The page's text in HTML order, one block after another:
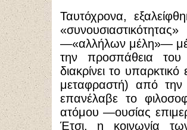
Ταυτόχρονα,
—«αλλήλων μέλη»—
την προσπάθεια
διακρίνει το
μεταφραστή) από την
επανέλαβε το
ατόμου —ουσίας
Έτσι, η κοινωνία